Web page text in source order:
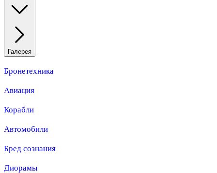
Галерея
Бронетехника
Авиация
Корабли
Автомобили
Бред сознания
Диорамы